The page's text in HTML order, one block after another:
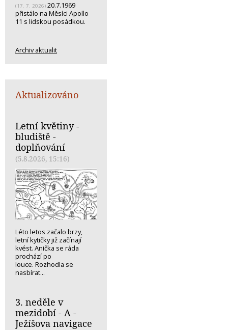
(17. 7. 2026) 20.7.1969
přistálo na Měsíci Apollo
11 s lidskou posádkou.
Archiv aktualit
Aktualizováno
Letní květiny -
bludiště -
doplňování
(5.8.2026, 15:16)
Léto letos začalo brzy,
letní kytičky již začínají
kvést. Anička se ráda
prochází po
louce. Rozhodla se
nasbírat...
3. neděle v
mezidobí - A -
Ježíšova navigace